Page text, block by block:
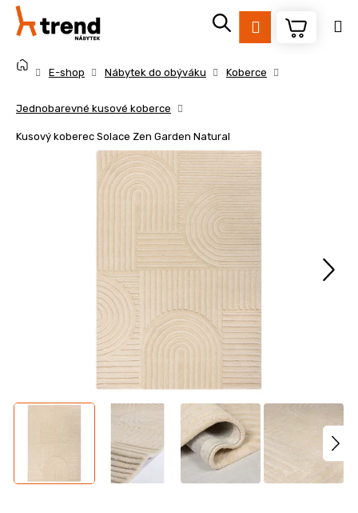
Přejít
obsah
Přihlášení
E-shop Nábytek do obýváku Koberce
Jednobarevné kusové koberce
Kusový koberec Solace Zen Garden Natural